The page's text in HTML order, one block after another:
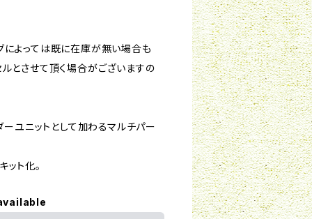
によっては既に在庫が無い場合も
とさせて頂く場合がございますの
ユニットとして加わるマルチパー
ト化。